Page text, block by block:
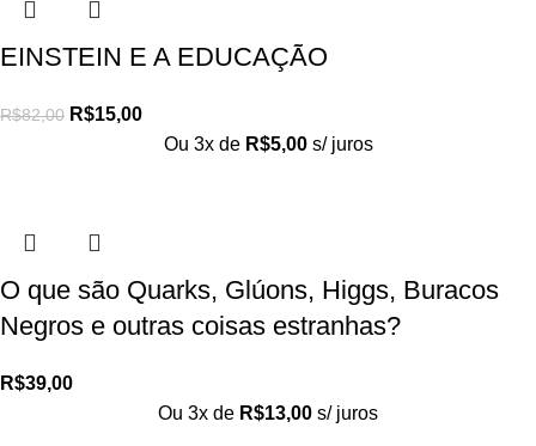
EINSTEIN E A EDUCAÇÃO
R$82,00 R$15,00
Ou 3x de R$5,00 s/ juros
O que são Quarks, Glúons, Higgs, Buracos
Negros e outras coisas estranhas?
R$39,00
Ou 3x de R$13,00 s/ juros